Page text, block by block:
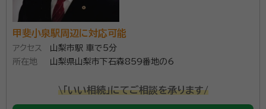
１００人を超える相続無料相談を行い、多数の満足のお
声を頂いております。 相続を主力業務としており、山梨
県内全域対応いたします。電話受付は毎日１９時まで可
で、ぜひお声かけください。 財産の分割をまとめた遺産
分割協議書の作成はもちろん、遺言等、相続手続きに関
行政書士
甲斐小泉駅周辺に対応可能
アクセス
山梨市駅 車で5分
所在地
山梨県山梨市下石森859番地の6
\「いい相続」にてご相談を承ります/